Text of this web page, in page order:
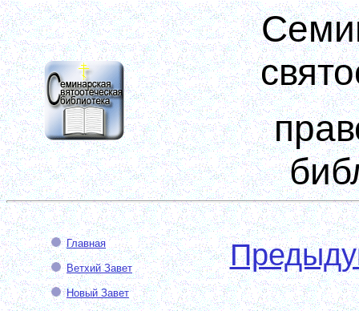
Главная
Ветхий Завет
Новый Завет